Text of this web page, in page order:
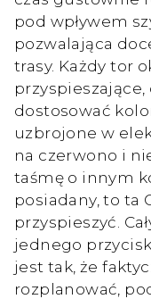
pod wpływem
pozwalająca
trasy. Każdy tor
dostosować
uzbrojone w
na czerwono i
taśmę o innym
posiadany, to ta
przyspieszyć.
jednego
jest tak, że
rozplanować,